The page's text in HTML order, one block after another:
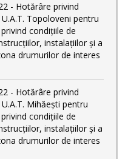
- Hotărâre privind
Topoloveni pentru
condiţiile de
instalaţiilor şi a
drumurilor de interes
- Hotărâre privind
Mihăești pentru
condiţiile de
instalaţiilor şi a
drumurilor de interes